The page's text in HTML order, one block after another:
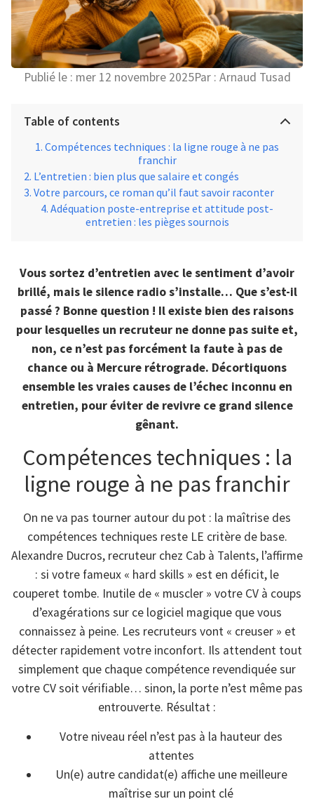
Publié le : mer 12 novembre 2025Par : Arnaud Tusad
Table of contents
Compétences techniques : la ligne rouge à ne pas
franchir
L’entretien : bien plus que salaire et congés
Votre parcours, ce roman qu’il faut savoir raconter
Adéquation poste-entreprise et attitude post-
entretien : les pièges sournois
Vous sortez d’entretien avec le sentiment d’avoir
brillé, mais le silence radio s’installe… Que s’est-il
passé ? Bonne question ! Il existe bien des raisons
pour lesquelles un recruteur ne donne pas suite et,
non, ce n’est pas forcément la faute à pas de
chance ou à Mercure rétrograde. Décortiquons
ensemble les vraies causes de l’échec inconnu en
entretien, pour éviter de revivre ce grand silence
gênant.
Compétences techniques : la
ligne rouge à ne pas franchir
On ne va pas tourner autour du pot : la maîtrise des
compétences techniques reste LE critère de base.
Alexandre Ducros, recruteur chez Cab à Talents, l’affirme
: si votre fameux « hard skills » est en déficit, le
couperet tombe. Inutile de « muscler » votre CV à coups
d’exagérations sur ce logiciel magique que vous
connaissez à peine. Les recruteurs vont « creuser » et
détecter rapidement votre inconfort. Ils attendent tout
simplement que chaque compétence revendiquée sur
votre CV soit vérifiable… sinon, la porte n’est même pas
entrouverte. Résultat :
Votre niveau réel n’est pas à la hauteur des
attentes
Un(e) autre candidat(e) affiche une meilleure
maîtrise sur un point clé